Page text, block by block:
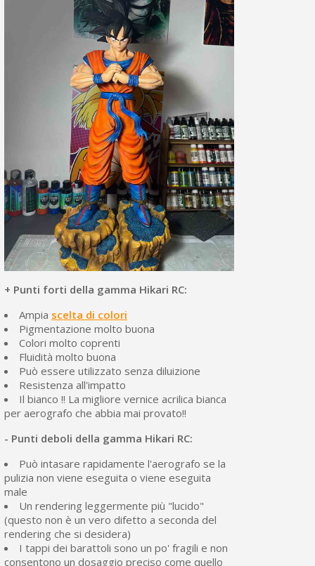
+ Punti forti della gamma Hikari RC:
Ampia scelta di colori
Pigmentazione molto buona
Colori molto coprenti
Fluidità molto buona
Può essere utilizzato senza diluizione
Resistenza all'impatto
Il bianco !! La migliore vernice acrilica bianca
per aerografo che abbia mai provato!!
- Punti deboli della gamma Hikari RC:
Può intasare rapidamente l'aerografo se la
pulizia non viene eseguita o viene eseguita
male
Un rendering leggermente più "lucido"
(questo non è un vero difetto a seconda del
rendering che si desidera)
I tappi dei barattoli sono un po' fragili e non
consentono un dosaggio preciso come quello